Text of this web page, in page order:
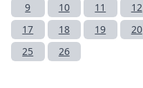
9
10 11 12
17
18 19 20
25
26